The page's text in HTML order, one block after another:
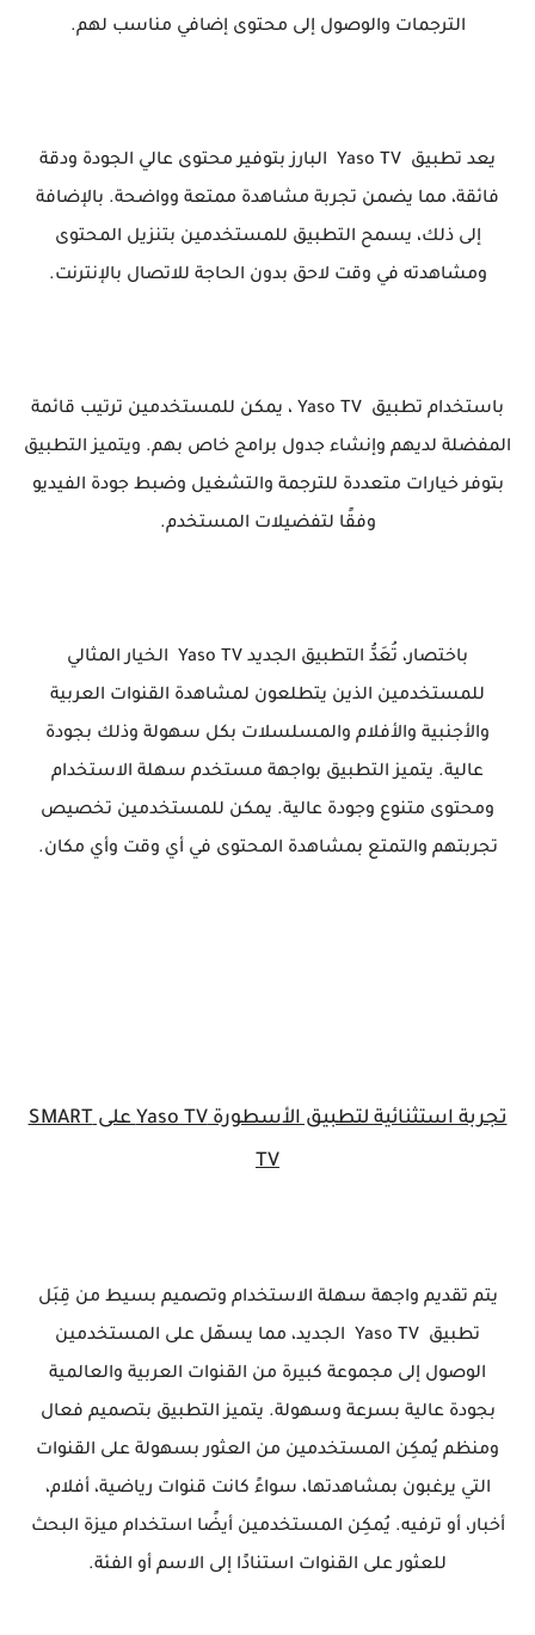
الترجمات والوصول إلى محتوى إضافي مناسب لهم.
يعد تطبيق Yaso TV البارز بتوفير محتوى عالي الجودة ودقة
فائقة، مما يضمن تجربة مشاهدة ممتعة وواضحة. بالإضافة
إلى ذلك، يسمح التطبيق للمستخدمين بتنزيل المحتوى
ومشاهدته في وقت لاحق بدون الحاجة للاتصال بالإنترنت.
باستخدام تطبيق Yaso TV ، يمكن للمستخدمين ترتيب قائمة
المفضلة لديهم وإنشاء جدول برامج خاص بهم. ويتميز التطبيق
بتوفر خيارات متعددة للترجمة والتشغيل وضبط جودة الفيديو
وفقًا لتفضيلات المستخدم.
باختصار، تُعَدُّ التطبيق الجديد Yaso TV الخيار المثالي
للمستخدمين الذين يتطلعون لمشاهدة القنوات العربية
والأجنبية والأفلام والمسلسلات بكل سهولة وذلك بجودة
عالية. يتميز التطبيق بواجهة مستخدم سهلة الاستخدام
ومحتوى متنوع وجودة عالية. يمكن للمستخدمين تخصيص
تجربتهم والتمتع بمشاهدة المحتوى في أي وقت وأي مكان.
تجربة استثنائية لتطبيق الأسطورة Yaso TV على SMART
TV
يتم تقديم واجهة سهلة الاستخدام وتصميم بسيط من قِبَل
تطبيق Yaso TV الجديد، مما يسهّل على المستخدمين
الوصول إلى مجموعة كبيرة من القنوات العربية والعالمية
بجودة عالية بسرعة وسهولة. يتميز التطبيق بتصميم فعال
ومنظم يُمكِن المستخدمين من العثور بسهولة على القنوات
التي يرغبون بمشاهدتها، سواءً كانت قنوات رياضية، أفلام،
أخبار، أو ترفيه. يُمكِن المستخدمين أيضًا استخدام ميزة البحث
للعثور على القنوات استنادًا إلى الاسم أو الفئة.